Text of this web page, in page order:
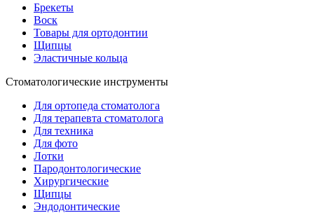
Брекеты
Воск
Товары для ортодонтии
Щипцы
Эластичные кольца
Стоматологические инструменты
Для ортопеда стоматолога
Для терапевта стоматолога
Для техника
Для фото
Лотки
Пародонтологические
Хирургические
Щипцы
Эндодонтические